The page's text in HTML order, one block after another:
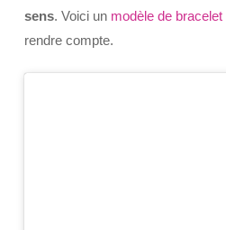
sens. Voici un modèle de
rendre compte.